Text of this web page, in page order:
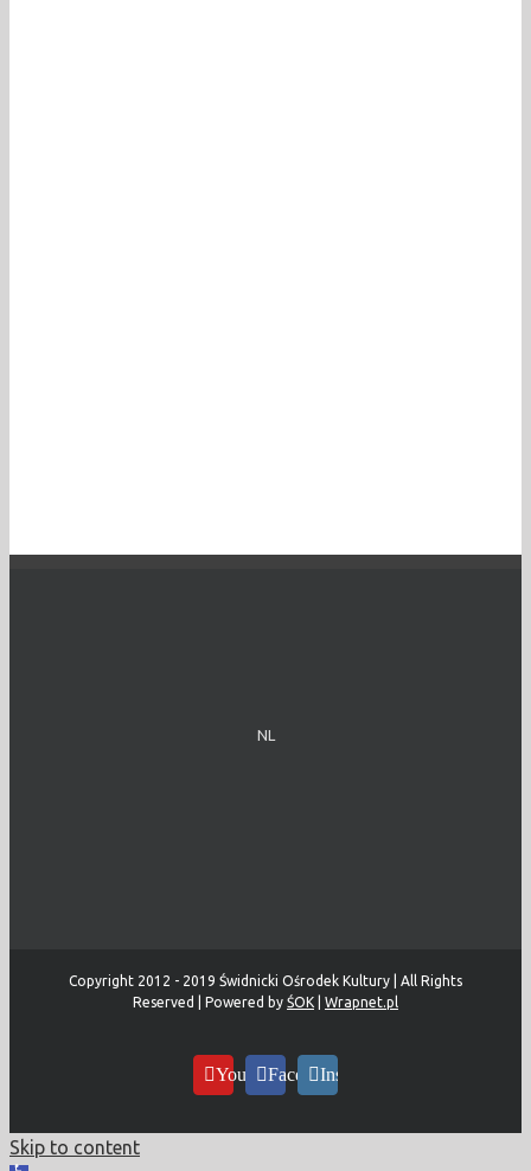
NL
Copyright 2012 - 2019 Świdnicki Ośrodek Kultury | All Rights
Reserved | Powered by ŚOK Wrapnet.pl
YouTubeFacebookInstagram
Skip to content